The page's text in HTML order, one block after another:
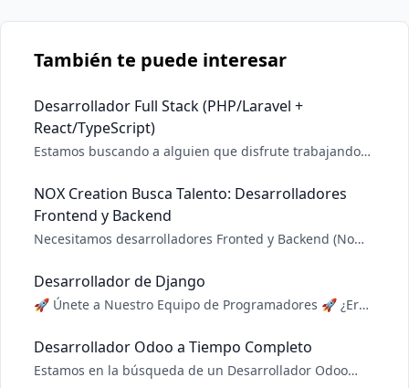
También te puede interesar
Desarrollador Full Stack (PHP/Laravel +
React/TypeScript)
Estamos buscando a alguien que disfrute trabajando
nuestro equipo de desarrollo. La posición será
estrictamente presencial en una oficina en Playa, La
NOX Creation Busca Talento: Desarrolladores
Frontend y Backend
Necesitamos desarrolladores Fronted y Backend (No
Panel de Control para aplicación de comercio
electrónica. Puede obtener más detalles en el siguiente
link; https://noxcreation.dev/es/blog/talento_fronte
Desarrollador de Django
🚀 Únete a Nuestro Equipo de Programadores 🚀 ¿Eres
de vanguardia y habilidades para crear soluciones
innovadoras? Estamos en búsqueda de individuos
habilidosos como tú para unirse a nuestro equipo él
Desarrollador Odoo a Tiempo Completo
Estamos en la búsqueda de un Desarrollador Odoo